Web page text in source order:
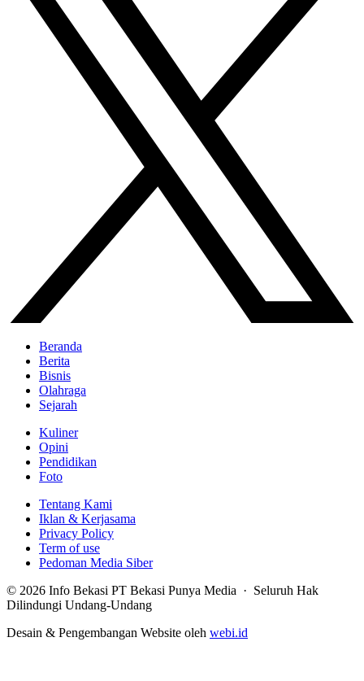
Beranda
Berita
Bisnis
Olahraga
Sejarah
Kuliner
Opini
Pendidikan
Foto
Tentang Kami
Iklan & Kerjasama
Privacy Policy
Term of use
Pedoman Media Siber
© 2026 Info Bekasi PT Bekasi Punya Media · Seluruh Hak
Dilindungi Undang-Undang
Desain & Pengembangan Website oleh webi.id